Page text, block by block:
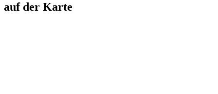
auf der Karte